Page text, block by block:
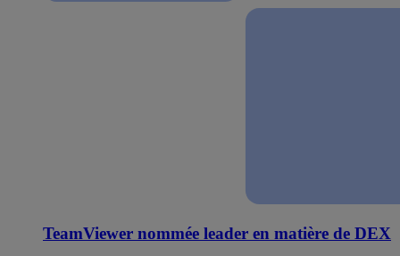
TeamViewer nommée leader en matière de DEX